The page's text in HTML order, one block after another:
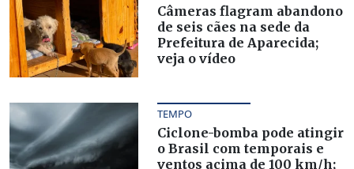
Câmeras flagram abandono
de seis cães na sede da
Prefeitura de Aparecida;
veja o vídeo
TEMPO
Ciclone-bomba pode atingir
o Brasil com temporais e
ventos acima de 100 km/h;